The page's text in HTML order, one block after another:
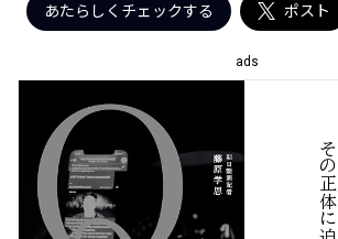
放出）があると主張しています。
検出された陰謀要素
- ワクチンが効かないとする主張
- ワクチン接種がビジネスであるとする
- フルミストがウイルスそのものである
とする主張
陰謀度
★★★★☆
判定理由
この投稿は、インフルエンザワクチンに
あたらしくチェックする ポスト
ads
る